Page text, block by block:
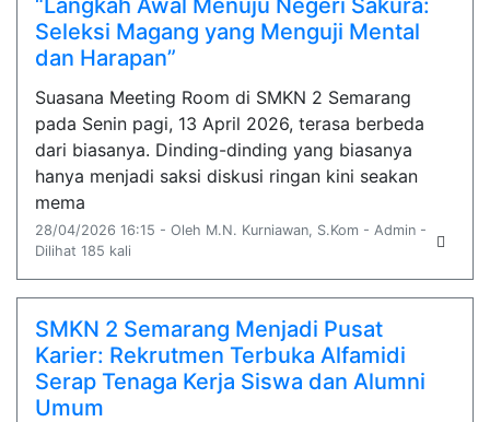
“Langkah Awal Menuju Negeri Sakura:
Seleksi Magang yang Menguji Mental
dan Harapan”
Suasana Meeting Room di SMKN 2 Semarang
pada Senin pagi, 13 April 2026, terasa berbeda
dari biasanya. Dinding-dinding yang biasanya
hanya menjadi saksi diskusi ringan kini seakan
mema
28/04/2026 16:15 - Oleh M.N. Kurniawan, S.Kom - Admin -
Dilihat 185 kali
SMKN 2 Semarang Menjadi Pusat
Karier: Rekrutmen Terbuka Alfamidi
Serap Tenaga Kerja Siswa dan Alumni
Umum